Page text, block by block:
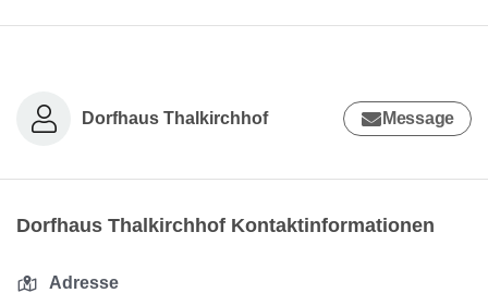
Dorfhaus Thalkirchhof Message
Dorfhaus Thalkirchhof Kontaktinformationen
Adresse